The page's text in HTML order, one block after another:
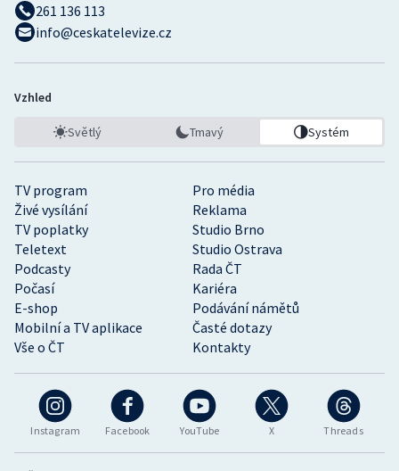
Instagram Facebook YouTube X Threads
TV program
Pro média
Živé vysílání
Reklama
TV poplatky
Studio Brno
Teletext
Studio Ostrava
Podcasty
Rada ČT
Počasí
Kariéra
E-shop
Podávání námětů
Mobilní a TV aplikace
Časté dotazy
Vše o ČT
Kontakty
261 136 113
info@ceskatelevize.cz
Vzhled
Světlý Tmavý Systém